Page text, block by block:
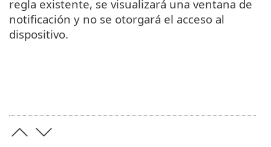
regla existente, se visualizará una ventana de
notificación y no se otorgará el acceso al
dispositivo.